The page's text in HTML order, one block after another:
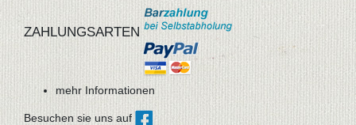
ZAHLUNGSARTEN
mehr Informationen
Besuchen sie uns auf